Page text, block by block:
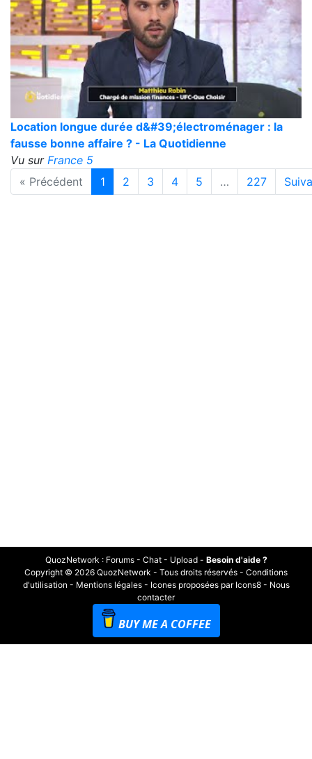
Location longue durée d&#39;électroménager : la
fausse bonne affaire ? - La Quotidienne
Vu sur France 5
« Précédent
1 2 3 4 5 … 227
QuozNetwork : Forums- Chat- Upload- Besoin d'aide ?
Copyright © 2026 QuozNetwork - Tous droits réservés - Conditions
d'utilisation - Mentions légales- Icones proposées par Icons8- Nous
contacter
BUY ME A COFFEE